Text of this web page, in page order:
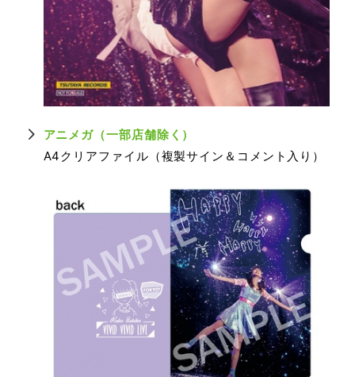
アニメガ（一部店舗除く）
A4クリアファイル（複製サイン＆コメント入り）